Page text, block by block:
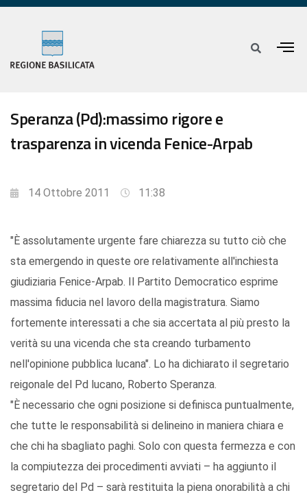
Speranza (Pd):massimo rigore e
trasparenza in vicenda Fenice-Arpab
14 Ottobre 2011 11:38
"È assolutamente urgente fare chiarezza su tutto ciò che
sta emergendo in queste ore relativamente all'inchiesta
giudiziaria Fenice-Arpab. Il Partito Democratico esprime
massima fiducia nel lavoro della magistratura. Siamo
fortemente interessati a che sia accertata al più presto la
verità su una vicenda che sta creando turbamento
nell'opinione pubblica lucana". Lo ha dichiarato il segretario
reigonale del Pd lucano, Roberto Speranza.
"È necessario che ogni posizione si definisca puntualmente,
che tutte le responsabilità si delineino in maniera chiara e
che chi ha sbagliato paghi. Solo con questa fermezza e con
la compiutezza dei procedimenti avviati – ha aggiunto il
segretario del Pd – sarà restituita la piena onorabilità a chi